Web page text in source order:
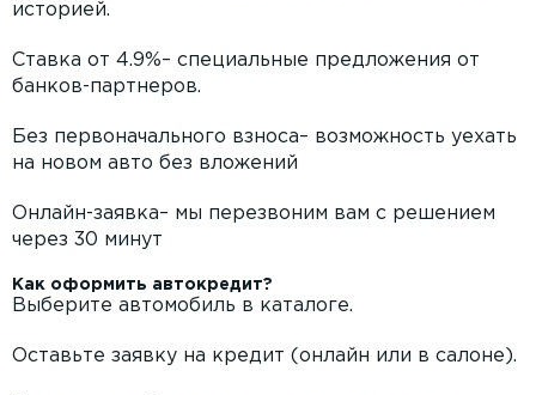
историей.
Ставка от 4.9%– специальные предложения от
банков-партнеров.
Без первоначального взноса– возможность уехать
на новом авто без вложений
Онлайн-заявка– мы перезвоним вам с решением
через 30 минут
Как оформить автокредит?
Выберите автомобиль в каталоге.
Оставьте заявку на кредит (онлайн или в салоне).